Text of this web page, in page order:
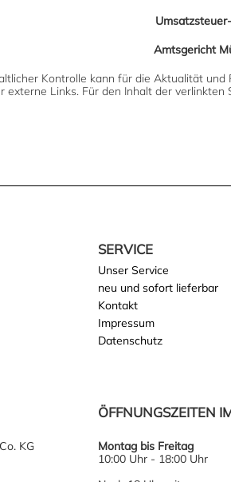
Amtsgericht
Kontrolle kann für die Aktualität
externe Links. Für den Inhalt der
SERVICE
Unser Service
neu und sofort lieferbar
Kontakt
Impressum
Datenschutz
KG
ÖFFNUNGSZEITEN
Montag bis Freitag
10:00 Uhr - 18:00 Uhr